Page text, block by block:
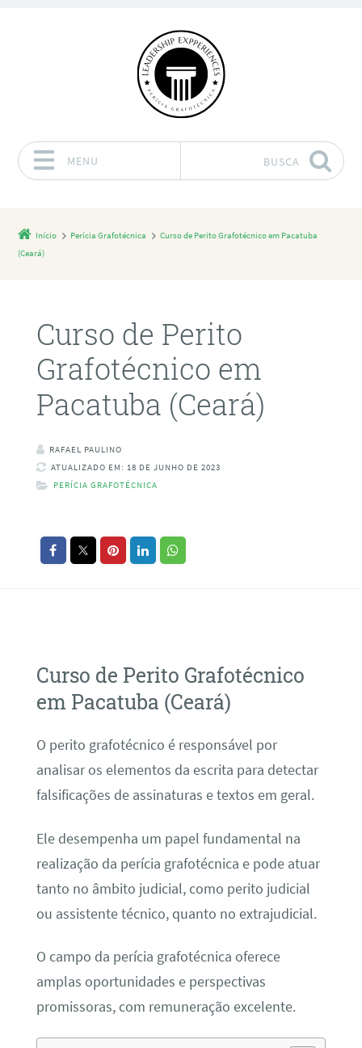
MENU BUSCA
Início Perícia Grafotécnica
Curso de Perito Grafotécnico em Pacatuba
(Ceará)
Curso de Perito
Grafotécnico em
Pacatuba (Ceará)
RAFAEL PAULINO
ATUALIZADO EM: 18 DE JUNHO DE 2023
PERÍCIA GRAFOTÉCNICA
Curso de Perito Grafotécnico
em Pacatuba (Ceará)
O perito grafotécnico é responsável por
analisar os elementos da escrita para detectar
falsificações de assinaturas e textos em geral.
Ele desempenha um papel fundamental na
realização da perícia grafotécnica e pode atuar
tanto no âmbito judicial, como perito judicial
ou assistente técnico, quanto no extrajudicial.
O campo da perícia grafotécnica oferece
amplas oportunidades e perspectivas
promissoras, com remuneração excelente.